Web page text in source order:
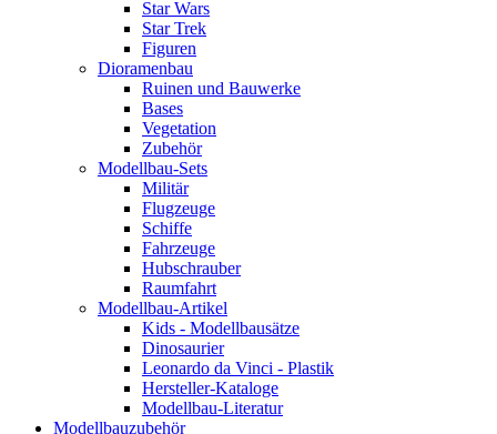
Star Wars
Star Trek
Figuren
Dioramenbau
Ruinen und Bauwerke
Bases
Vegetation
Zubehör
Modellbau-Sets
Militär
Flugzeuge
Schiffe
Fahrzeuge
Hubschrauber
Raumfahrt
Modellbau-Artikel
Kids - Modellbausätze
Dinosaurier
Leonardo da Vinci - Plastik
Hersteller-Kataloge
Modellbau-Literatur
Modellbauzubehör